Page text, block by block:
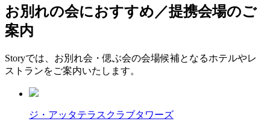
お別れの会におすすめ／提携会場のご
案内
Storyでは、お別れ会・偲ぶ会の会場候補となるホテルやレ
ストランをご案内いたします。
ジ・アッタテラスクラブタワーズ